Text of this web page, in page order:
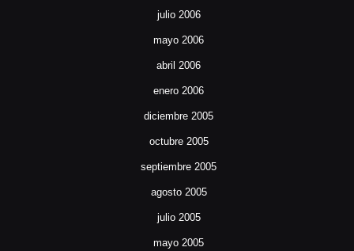
julio 2006
mayo 2006
abril 2006
enero 2006
diciembre 2005
octubre 2005
septiembre 2005
agosto 2005
julio 2005
mayo 2005